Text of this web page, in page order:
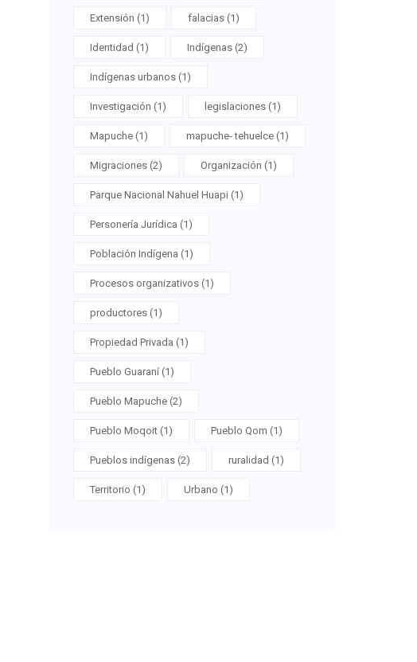
Extensión (1) falacias (1)
Identidad (1) Indígenas (2)
Indígenas urbanos (1)
Investigación (1) legislaciones (1)
Mapuche (1) mapuche- tehuelce (1)
Migraciones (2) Organización (1)
Parque Nacional Nahuel Huapi (1)
Personería Jurídica (1)
Población Indígena (1)
Procesos organizativos (1)
productores (1)
Propiedad Privada (1)
Pueblo Guaraní (1)
Pueblo Mapuche (2)
Pueblo Moqoit (1) Pueblo Qom (1)
Pueblos indígenas (2) ruralidad (1)
Territorio (1) Urbano (1)